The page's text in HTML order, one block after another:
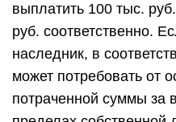
выплатить 100 тыс.
руб. соответственно.
наследник, в
может потребовать от
потраченной суммы за